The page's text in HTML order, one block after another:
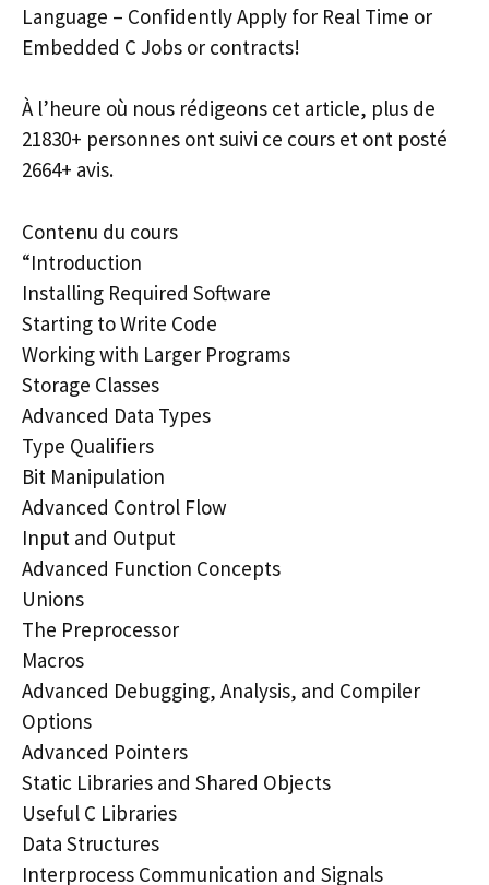
Language – Confidently Apply for Real Time or
Embedded C Jobs or contracts!
À l’heure où nous rédigeons cet article, plus de
21830+ personnes ont suivi ce cours et ont posté
2664+ avis.
Contenu du cours
“Introduction
Installing Required Software
Starting to Write Code
Working with Larger Programs
Storage Classes
Advanced Data Types
Type Qualifiers
Bit Manipulation
Advanced Control Flow
Input and Output
Advanced Function Concepts
Unions
The Preprocessor
Macros
Advanced Debugging, Analysis, and Compiler
Options
Advanced Pointers
Static Libraries and Shared Objects
Useful C Libraries
Data Structures
Interprocess Communication and Signals